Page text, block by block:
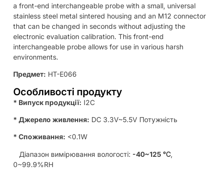
a front-end interchangeable probe with a small, universal
stainless steel metal sintered housing and an M12 connector
that can be changed in seconds without adjusting the
electronic evaluation calibration. This front-end
interchangeable probe allows for use in various harsh
environments.
Предмет: HT-E066
Особливості продукту
* Випуск продукції: I2C
* Джерело живлення: DC 3.3V~5.5V Потужність
* Споживання: <0.1W
Діапазон вимірювання вологості: -40~125 ℃,
0~99.9%RH